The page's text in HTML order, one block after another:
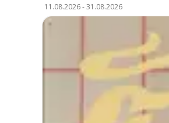
11.08.2026-31.08.2026